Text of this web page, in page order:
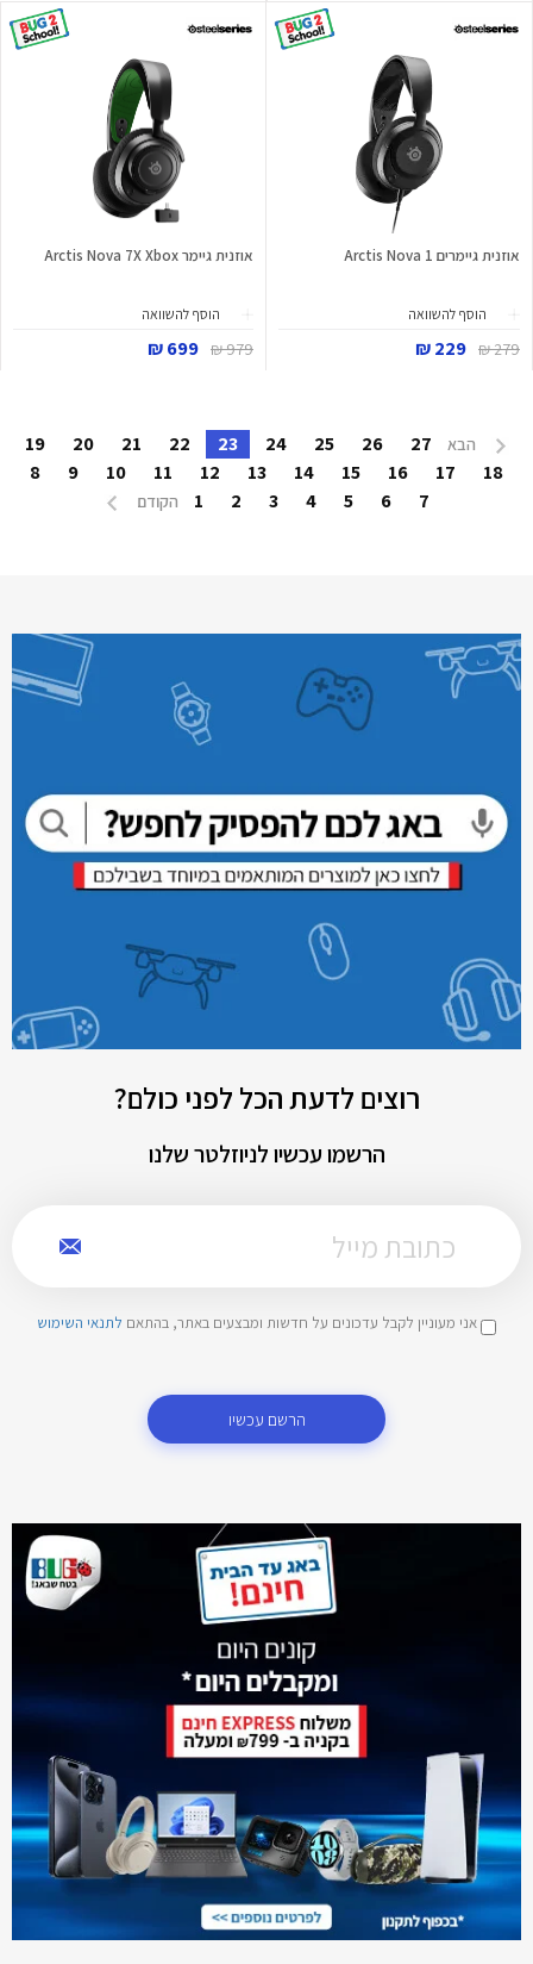
אוזנית גיימרים Arctis Nova 1
הוסף להשוואה
279 ₪
229 ₪
אוזנית גיימר Arctis Nova 7X Xbox
הוסף להשוואה
979 ₪
699 ₪
הבא 27
26
25
24
23
22
21
20
19
18
17
16
15
14
13
12
11
10
9
8
7
6
5
4
3
2
1 הקודם
רוצים לדעת הכל לפני כולם?
הרשמו עכשיו לניוזלטר שלנו
אני מעוניין לקבל עדכונים על חדשות ומבצעים באתר, בהתאם לתנאי השימוש
הרשם עכשיו